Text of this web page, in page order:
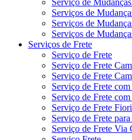
Serviço de
Serviços de
Serviços de
Serviços de
Serviços de Frete
Serviço de Frete
Serviço de Frete
Serviço de Frete
Serviço de Frete
Serviço de Frete
Serviço de Frete
Serviço de Frete
Serviço de Frete Via